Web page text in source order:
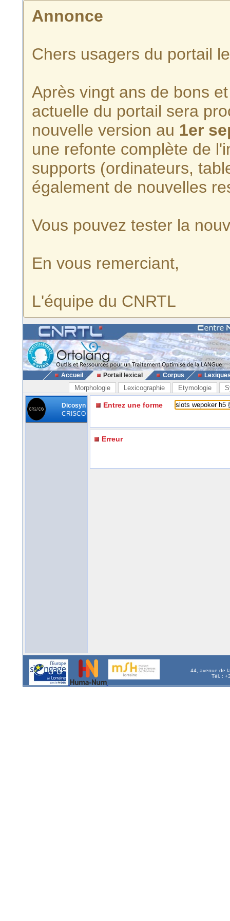
Annonce
Chers usagers du portail
Après vingt ans de bons
actuelle du portail sera
nouvelle version au 1er
une refonte complète de
supports (ordinateurs,
également de nouvelles
Vous pouvez tester la
En vous remerciant,
L'équipe du CNRTL
Accueil Portail lexical Corpus
Morphologie Lexicographie Etymologie
Dicosyn
CRISCO
Entrez une forme
Erreur
44, avenue de
Tél. :